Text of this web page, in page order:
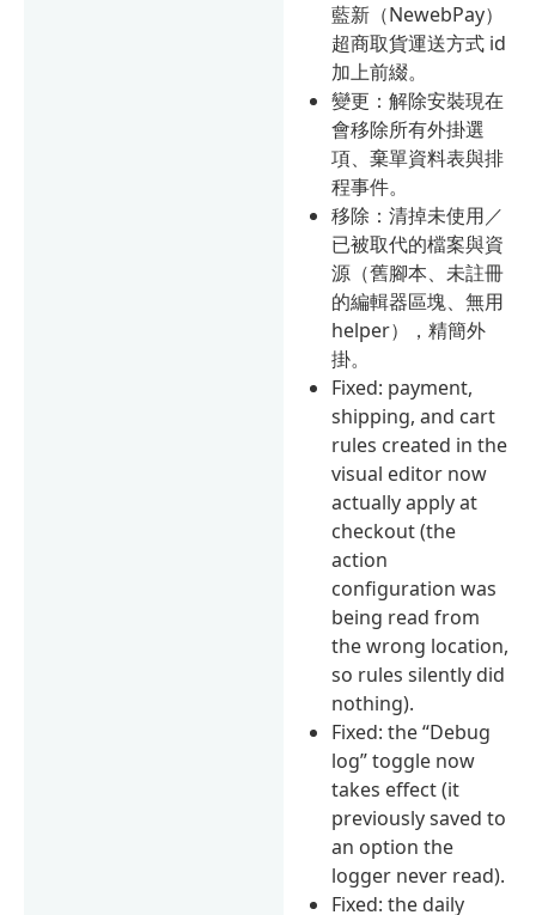
藍新（NewebPay）
超商取貨運送方式 id
加上前綴。
變更：解除安裝現在
會移除所有外掛選
項、棄單資料表與排
程事件。
移除：清掉未使用／
已被取代的檔案與資
源（舊腳本、未註冊
的編輯器區塊、無用
helper），精簡外
掛。
Fixed: payment,
shipping, and cart
rules created in the
visual editor now
actually apply at
checkout (the
action
configuration was
being read from
the wrong location,
so rules silently did
nothing).
Fixed: the “Debug
log” toggle now
takes effect (it
previously saved to
an option the
logger never read).
Fixed: the daily